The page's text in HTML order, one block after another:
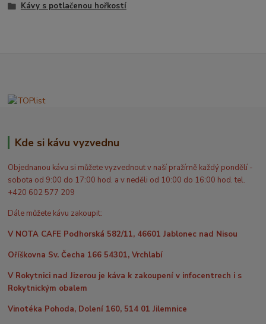
Kávy s potlačenou hořkostí
Kde si kávu vyzvednu
Objednanou kávu si můžete vyzvednout v naší pražírně každý pondělí -
sobota od 9:00 do 17:00 hod. a v neděli od 10:00 do 16:00 hod. tel.
+420 602 577 209
Dále můžete kávu zakoupit:
V NOTA CAFE Podhorská 582/11, 46601 Jablonec nad Nisou
Oříškovna Sv. Čecha 166 54301, Vrchlabí
V Rokytnici nad Jizerou je káva k zakoupení v infocentrech i s
Rokytnickým obalem
Vinotéka Pohoda, Dolení 160, 514 01 Jilemnice